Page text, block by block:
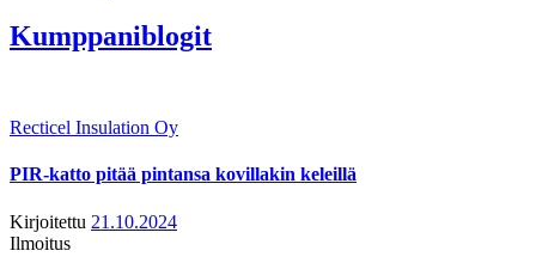
Kumppaniblogit
Recticel Insulation Oy
PIR-katto pitää pintansa kovillakin keleillä
Kirjoitettu 21.10.2024
Ilmoitus